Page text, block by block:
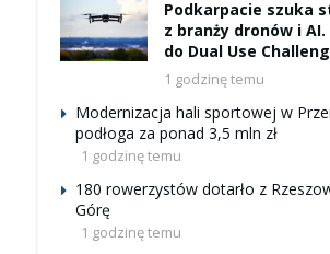
Podkarpacie szuka
z branży dronów i
do Dual Use
1 godzinę temu
Modernizacja hali sportowej w
podłoga za ponad 3,5 mln zł
1 godzinę temu
180 rowerzystów dotarło z
Górę
1 godzinę temu